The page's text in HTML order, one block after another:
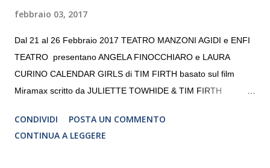
febbraio 03, 2017
Dal 21 al 26 Febbraio 2017 TEATRO MANZONI AGIDI e ENFI
TEATRO presentano ANGELA FINOCCHIARO e LAURA
CURINO CALENDAR GIRLS di TIM FIRTH basato sul film
Miramax scritto da JULIETTE TOWHIDE & TIM FIRTH
CRISTINA PEZZOLI
CONDIVIDI
POSTA UN COMMENTO
CONTINUA A LEGGERE